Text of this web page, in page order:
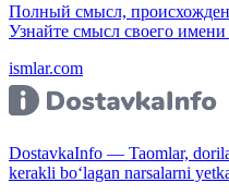
Полный смысл,
Узнайте смысл своего
ismlar.com
DostavkaInfo — Taomlar,
kerakli bo‘lagan narsalarni